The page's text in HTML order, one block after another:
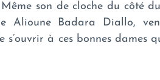
son de cloche du côté
Alioune Badara Diallo,
à ces bonnes dames